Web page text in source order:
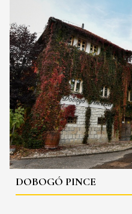
DOBOGÓ PINCE